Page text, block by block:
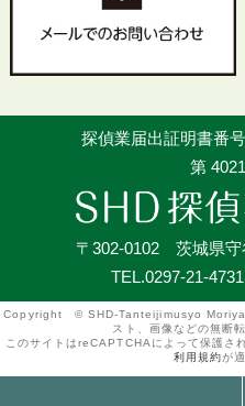
探偵業届出証明書番
第
〒302-0102 茨城県守
TEL.0297-21-
Copyright © SHD-Tanteijimusyo Moriya
スト、画像などの無断
このサイトはreCAPTCHAによって保護さ
利用規約が